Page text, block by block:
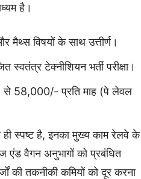
है।
मैथ्स विषयों के साथ उत्तीर्ण।
स्वतंत्र टेक्नीशियन भर्ती परीक्षा।
58,000/- प्रति माह (पे लेवल
स्पष्ट है, इनका मुख्य काम रेलवे के
एंड वैगन अनुभागों को प्रबंधित
की तकनीकी कमियों को दूर करना